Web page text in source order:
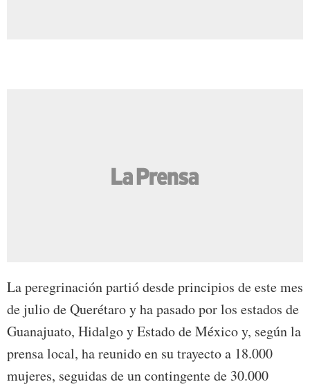
La peregrinación partió desde principios de este mes
de julio de Querétaro y ha pasado por los estados de
Guanajuato, Hidalgo y Estado de México y, según la
prensa local, ha reunido en su trayecto a 18.000
mujeres, seguidas de un contingente de 30.000